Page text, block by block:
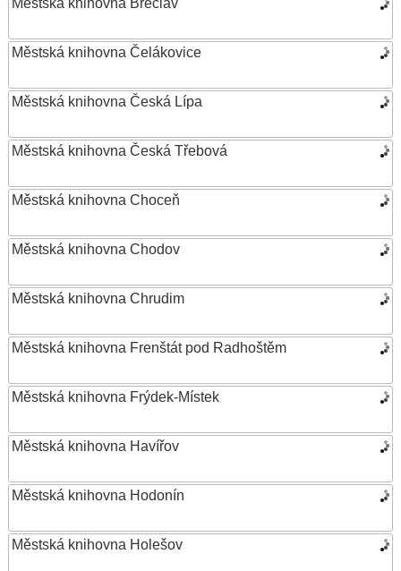
Městská knihovna Břeclav
Městská knihovna Čelákovice
Městská knihovna Česká Lípa
Městská knihovna Česká Třebová
Městská knihovna Choceň
Městská knihovna Chodov
Městská knihovna Chrudim
Městská knihovna Frenštát pod Radhoštěm
Městská knihovna Frýdek-Místek
Městská knihovna Havířov
Městská knihovna Hodonín
Městská knihovna Holešov